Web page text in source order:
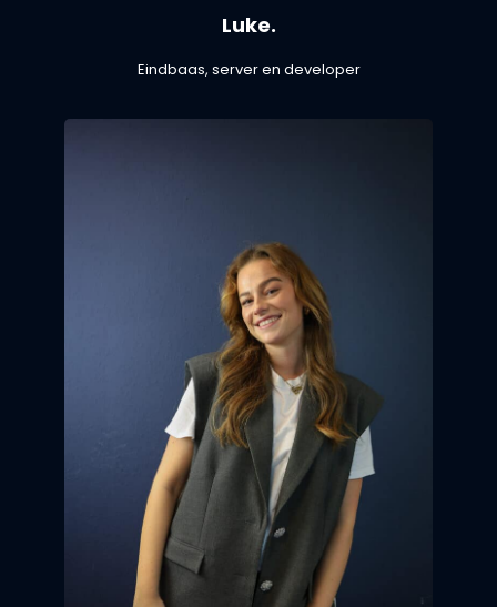
Luke.
Eindbaas, server en developer